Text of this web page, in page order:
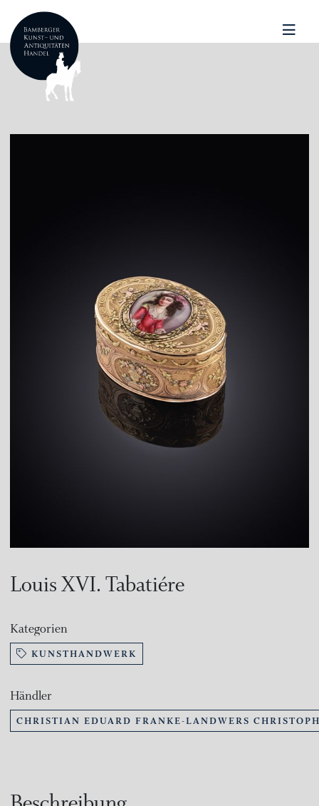
Louis XVI. Tabatiére
Kategorien
KUNSTHANDWERK
Händler
CHRISTIAN EDUARD FRANKE-LANDWERS